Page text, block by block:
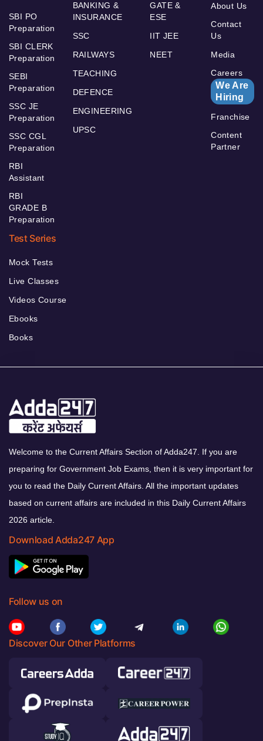
SBI PO
Preparation
SBI CLERK
Preparation
SEBI
Preparation
SSC JE
Preparation
SSC CGL
Preparation
RBI
Assistant
RBI
GRADE B
Preparation
BANKING &
INSURANCE
SSC
RAILWAYS
TEACHING
DEFENCE
ENGINEERING
UPSC
GATE &
ESE
IIT JEE
NEET
About Us
Contact
Us
Media
Careers
We Are
Hiring
Franchise
Content
Partner
Test Series
Mock Tests
Live Classes
Videos Course
Ebooks
Books
Welcome to the Current Affairs Section of Adda247. If you are
preparing for Government Job Exams, then it is very important for
you to read the Daily Current Affairs. All the important updates
based on current affairs are included in this Daily Current Affairs
2026 article.
Download Adda247 App
Follow us on
Discover Our Other Platforms